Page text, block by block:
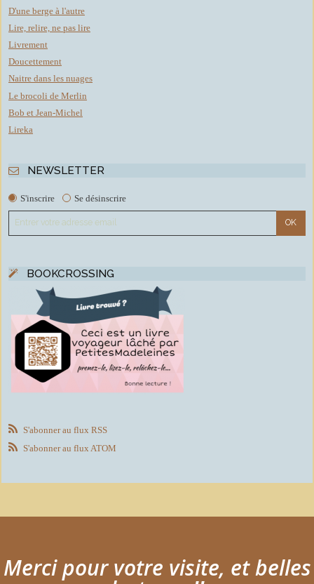
D'une berge à l'autre
Lire, relire, ne pas lire
Livrement
Doucettement
Naitre dans les nuages
Le brocoli de Merlin
Bob et Jean-Michel
Lireka
NEWSLETTER
S'inscrire Se désinscrire
BOOKCROSSING
S'abonner au flux RSS
S'abonner au flux ATOM
Merci pour votre visite, et belles